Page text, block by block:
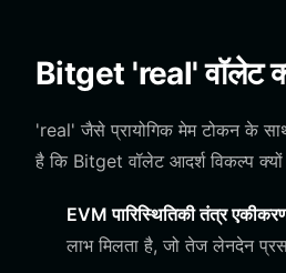
Bitget 'real' वॉलेट
'real' जैसे प्रायोगिक मेम टोकन के
है कि Bitget वॉलेट आदर्श विकल्प क्यों
EVM पारिस्थितिकी तंत्र
लाभ मिलता है, जो तेज लेनदेन